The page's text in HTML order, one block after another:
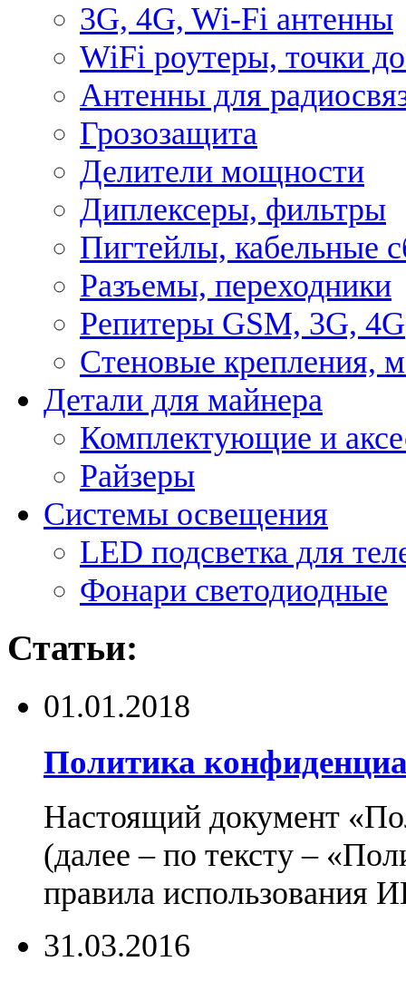
3G, 4G, Wi-Fi антенны
WiFi роутеры, точки
Антенны для
Грозозащита
Делители мощности
Диплексеры, фильтры
Пигтейлы, кабельные
Разъемы, переходники
Репитеры GSM, 3G, 4G
Стеновые крепления,
Детали для майнера
Комплектующие и
Райзеры
Системы освещения
LED подсветка для
Фонари светодиодные
Статьи:
01.01.2018
Политика
Настоящий документ
(далее – по тексту –
правила использования
31.03.2016